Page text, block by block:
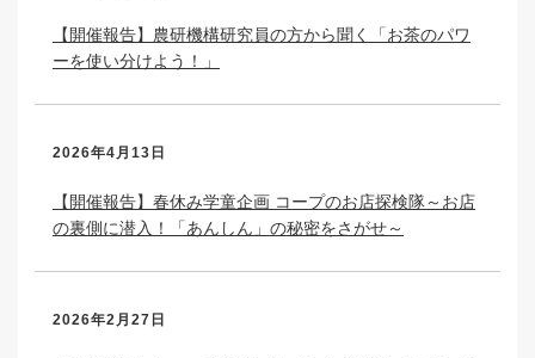
【開催報告】農研機構研究員の方から聞く「お茶のパワ
ーを使い分けよう！」
2026年4月13日
【開催報告】春休み学童企画 コープのお店探検隊～お店
の裏側に潜入！「あんしん」の秘密をさがせ～
2026年2月27日